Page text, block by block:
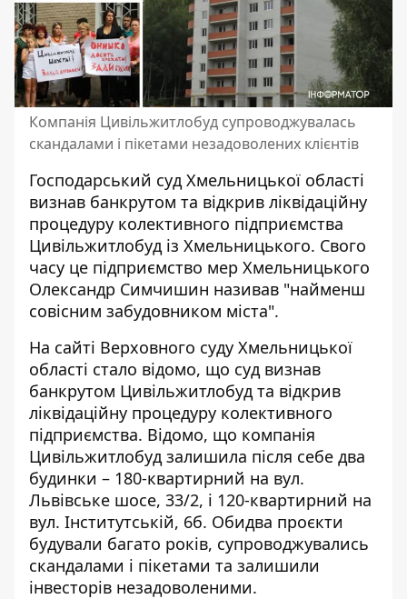
Компанія Цивільжитлобуд супроводжувалась
скандалами і пікетами незадоволених клієнтів
Господарський суд Хмельницької області
визнав банкрутом та відкрив ліквідаційну
процедуру колективного підприємства
Цивільжитлобуд із Хмельницького. Свого
часу це підприємство мер Хмельницького
Олександр Симчишин називав "найменш
совісним забудовником міста".
На сайті Верховного суду Хмельницької
області стало відомо, що суд визнав
банкрутом Цивільжитлобуд та відкрив
ліквідаційну процедуру колективного
підприємства. Відомо, що компанія
Цивільжитлобуд залишила після себе два
будинки – 180-квартирний на вул.
Львівське шосе, 33/2, і 120-квартирний на
вул. Інститутській, 6б. Обидва проєкти
будували багато років, супроводжувались
скандалами і пікетами та залишили
інвесторів незадоволеними.